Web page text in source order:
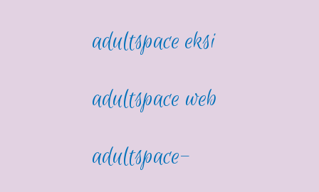
adultspace eksi
adultspace web
adultspace-